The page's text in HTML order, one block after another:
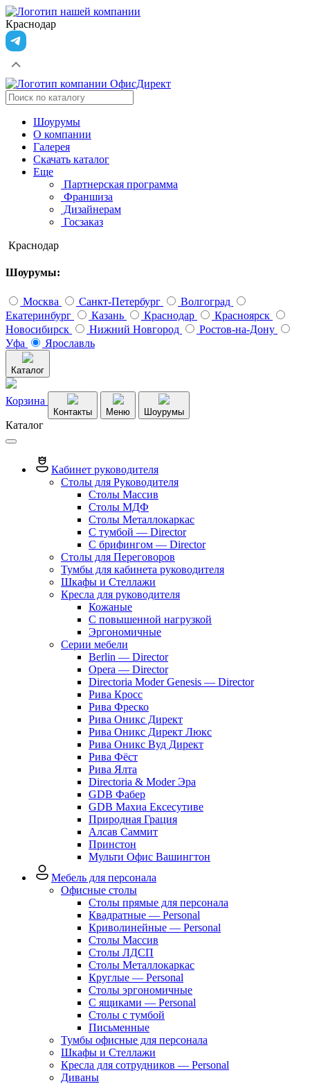
Краснодар
Шоурумы
О компании
Галерея
Скачать каталог
Еще
Партнерская программа
Франшиза
Дизайнерам
Госзаказ
Краснодар
Шоурумы:
Москва Санкт-Петербург
Волгоград
Екатеринбург
Казань Краснодар
Красноярск
Новосибирск
Нижний Новгород
Ростов-на-Дону
Уфа
Ярославль
Каталог
Корзина
Контакты Меню Шоурумы
Каталог
Кабинет руководителя
Столы для Руководителя
Столы Массив
Столы МДФ
Столы Металлокаркас
С тумбой — Director
C брифингом — Director
Столы для Переговоров
Тумбы для кабинета руководителя
Шкафы и Стеллажи
Кресла для руководителя
Кожаные
С повышенной нагрузкой
Эргономичные
Серии мебели
Berlin — Director
Opera — Director
Directoria Moder Genesis — Director
Рива Кросс
Рива Фреско
Рива Оникс Директ
Рива Оникс Директ Люкс
Рива Оникс Вуд Директ
Рива Фёст
Рива Ялта
Directoria & Moder Эра
GDB Фабер
GDB Махиа Ексесутиве
Природная Грация
Алсав Саммит
Принстон
Мульти Офис Вашингтон
Мебель для персонала
Офисные столы
Столы прямые для персонала
Квадратные — Personal
Криволинейные — Personal
Столы Массив
Столы ЛДСП
Столы Металлокаркас
Круглые — Personal
Столы эргономичные
С ящиками — Personal
Столы с тумбой
Письменные
Тумбы офисные для персонала
Шкафы и Стеллажи
Кресла для сотрудников — Personal
Диваны